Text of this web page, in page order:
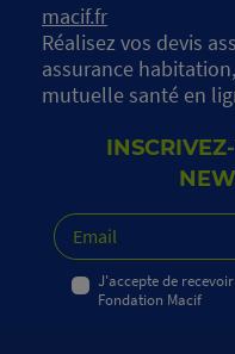
macif.fr
Réalisez vos devis
assurance
mutuelle santé en
J'accepte de
Fondation Macif